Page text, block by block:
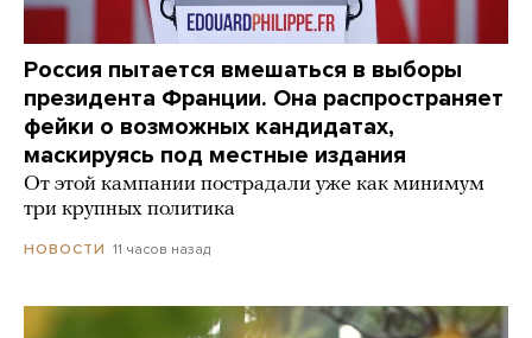
Россия пытается вмешаться в выборы
президента Франции. Она распространяет
фейки о возможных кандидатах,
маскируясь под местные издания
От этой кампании пострадали уже как минимум
три крупных политика
НОВОСТИ 11 часов назад